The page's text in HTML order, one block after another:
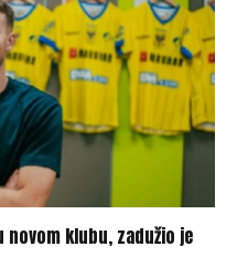
novom klubu, zadužio je